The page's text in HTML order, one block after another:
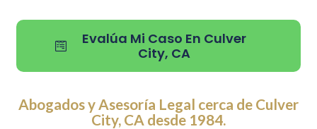
Evalúa Mi Caso En Culver
City, CA
Abogados y Asesoría Legal cerca de Culver
City, CA desde 1984.